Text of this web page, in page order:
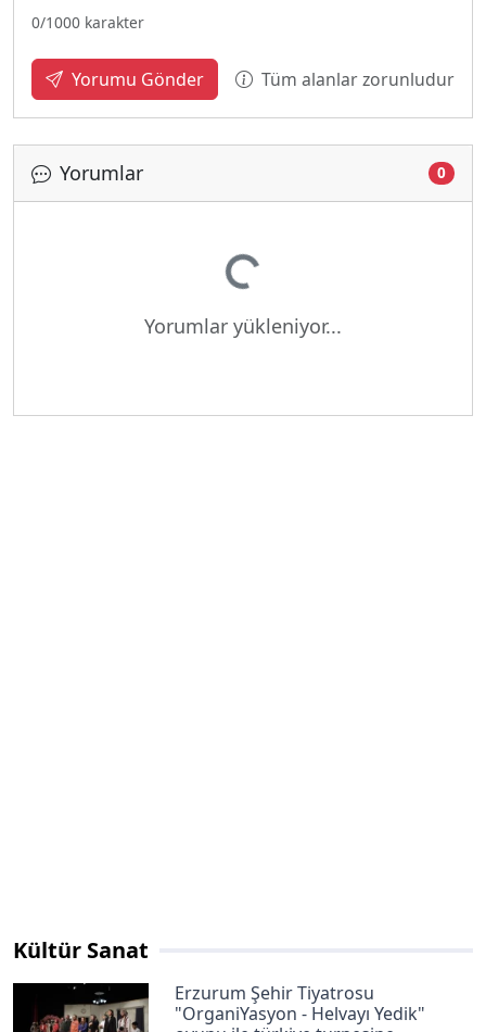
0/1000 karakter
Yorumu Gönder Tüm alanlar zorunludur
Yorumlar 0
Yükleniyor...
Yorumlar yükleniyor...
Kültür Sanat
Erzurum Şehir Tiyatrosu
"OrganiYasyon - Helvayı Yedik"